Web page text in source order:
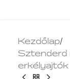
Kezdőlap/
Sztenderd
erkélyajtók